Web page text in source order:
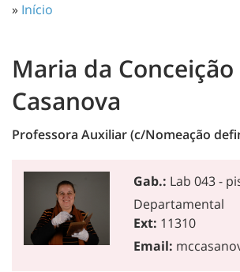
» Início
Maria da Conceição
Casanova
Professora Auxiliar (c/Nomeação
Gab.: Lab 043 -
Departamental
Ext: 11310
Email: